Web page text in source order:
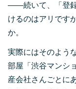
――続いて、「登
けるのはアリです
か。
実際にはそのよう
部屋「渋谷マンシ
産会社さんごとに